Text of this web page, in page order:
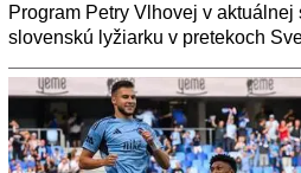
Program Petry Vlhovej v
slovenskú lyžiarku v pretekoch